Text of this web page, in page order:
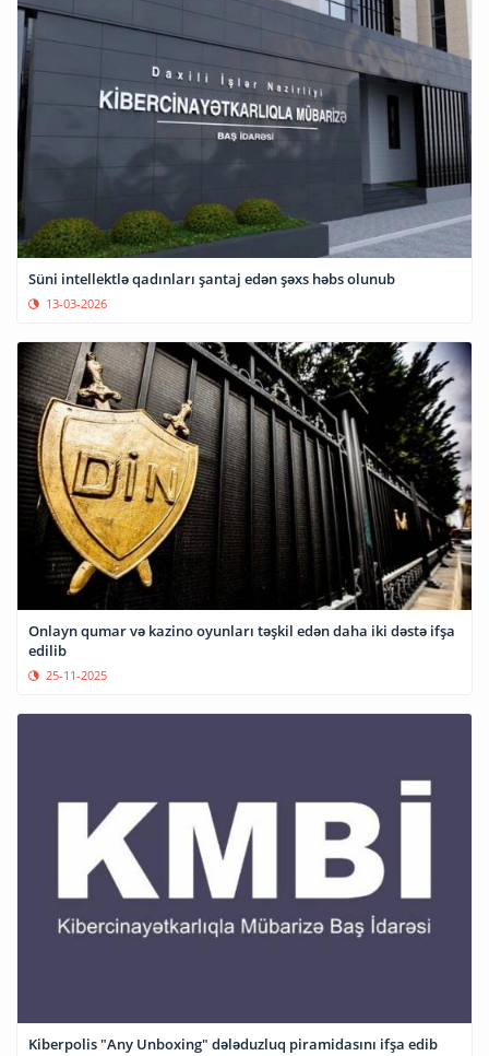
Süni intellektlə qadınları şantaj edən şəxs həbs olunub
13-03-2026
Onlayn qumar və kazino oyunları təşkil edən daha iki dəstə ifşa
edilib
25-11-2025
Kiberpolis "Any Unboxing" dələduzluq piramidasını ifşa edib